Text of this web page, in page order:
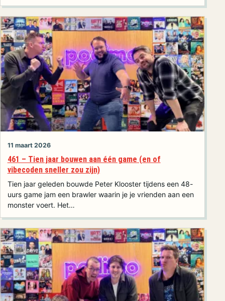
11 maart 2026
461 – Tien jaar bouwen aan één game (en of
vibecoden sneller zou zijn)
Tien jaar geleden bouwde Peter Klooster tijdens een 48-
uurs game jam een brawler waarin je je vrienden aan een
monster voert. Het…